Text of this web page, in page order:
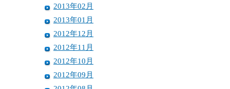
2013年02月
2013年01月
2012年12月
2012年11月
2012年10月
2012年09月